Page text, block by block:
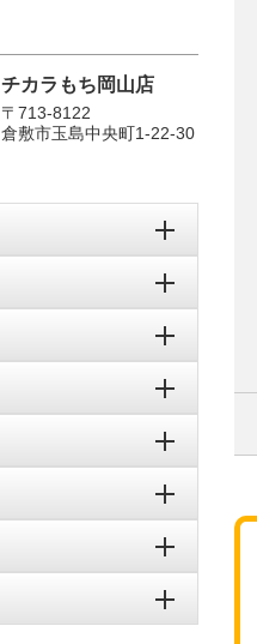
チカラもち岡山店
〒713-8122
倉敷市玉島中央町1-22-30